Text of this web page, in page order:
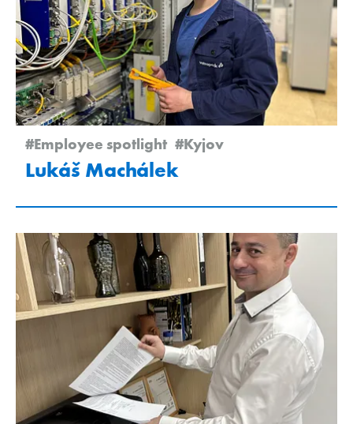
#Employee spotlight #Kyjov
Lukáš Machálek